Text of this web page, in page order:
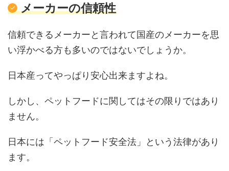
メーカーの信頼性
信頼できるメーカーと言われて国産のメーカーを思
い浮かべる方も多いのではないでしょうか。
日本産ってやっぱり安心出来ますよね。
しかし、ペットフードに関してはその限りではあり
ません。
日本には「ペットフード安全法」という法律があり
ます。